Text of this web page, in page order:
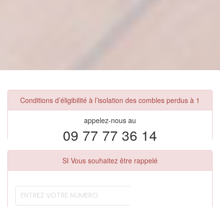
Conditions d’éligibilité à l’isolation des combles perdus à 1
appelez-nous au
09 77 77 36 14
SI Vous souhaitez être rappelé